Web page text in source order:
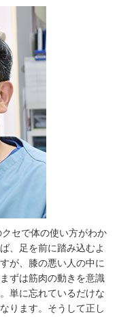
セで体の使い方がわか
、足を前に踏み込むよ
が、膝の悪い人の中に
ずは筋肉の動きを意識
単に忘れているだけな
ります。そうして正し